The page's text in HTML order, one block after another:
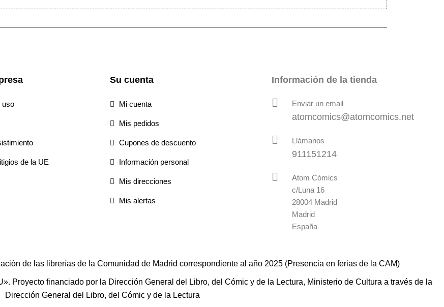
uso
de la UE
Su cuenta
Mi cuenta
Mis pedidos
Cupones de descuento
Información personal
Mis direcciones
Mis alertas
Información de la tienda
Enviar un email
atomcomics@atomcomics.net
Llámanos
911151214
Atom Cómics
c/Luna 16
28004 Madrid
Madrid
España
de las librerías de la Comunidad de Madrid correspondiente al año 2025 (Presencia en ferias de la CAM)
Proyecto financiado por la Dirección General del Libro, del Cómic y de la Lectura, Ministerio de Cultura a través de la
Dirección General del Libro, del Cómic y de la Lectura